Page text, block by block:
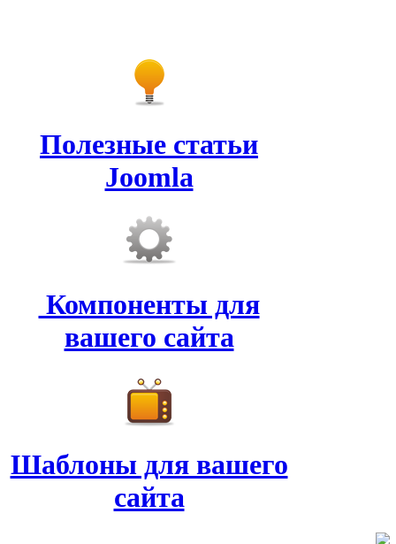
Полезные статьи
Joomla
Компоненты для
вашего сайта
Шаблоны для вашего
сайта